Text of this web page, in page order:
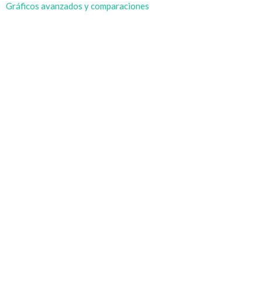
Gráficos avanzados y comparaciones